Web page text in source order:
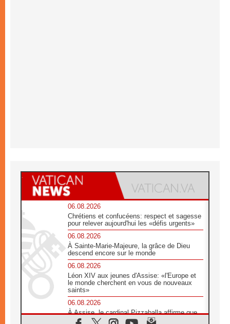
06.08.2026
Chrétiens et confucéens: respect et sagesse
pour relever aujourd'hui les «défis urgents»
06.08.2026
À Sainte-Marie-Majeure, la grâce de Dieu
descend encore sur le monde
06.08.2026
Léon XIV aux jeunes d'Assise: «l'Europe et
le monde cherchent en vous de nouveaux
saints»
06.08.2026
À Assise, le cardinal Pizzaballa affirme que
«les chrétiens veulent la paix»